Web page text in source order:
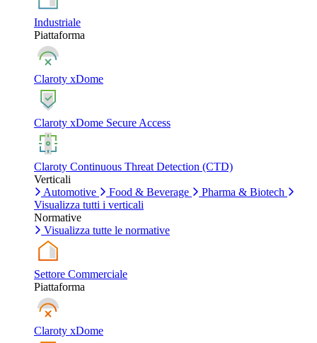
Industriale
Piattaforma
Claroty xDome
Claroty xDome Secure Access
Claroty Continuous Threat Detection (CTD)
Verticali
Automotive
Food & Beverage
Pharma & Biotech
Visualizza tutti i verticali
Normative
Visualizza tutte le normative
Settore Commerciale
Piattaforma
Claroty xDome